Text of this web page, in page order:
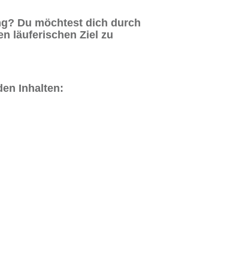
Du möchtest dich durch
läuferischen Ziel zu
Inhalten: